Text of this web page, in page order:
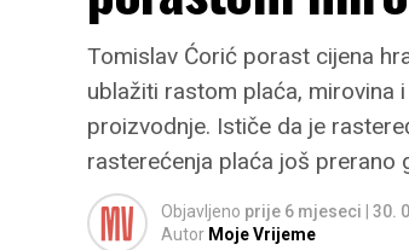
Tomislav Ćorić porast cijena
ublažiti rastom plaća, mirovina
proizvodnje. Ističe da je
rasterećenja plaća još prerano
Objavljeno prije 6 mjeseci
30.
Autor Moje Vrijeme